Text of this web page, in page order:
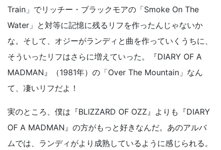
Train」でリッチー・ブラックモアの「Smoke On The
Water」と対等に記憶に残るリフを作ったんじゃないか
な。そして、オジーがランディと曲を作っていくうちに、
そういったリフはさらに増えていった。『DIARY OF A
MADMAN』（1981年）の「Over The Mountain」なん
て、凄いリフだよ！
実のところ、僕は『BLIZZARD OF OZZ』よりも『DIARY
OF A MADMAN』の方がもっと好きなんだ。あのアルバ
ムでは、ランディがより成熟しているように感じられる。